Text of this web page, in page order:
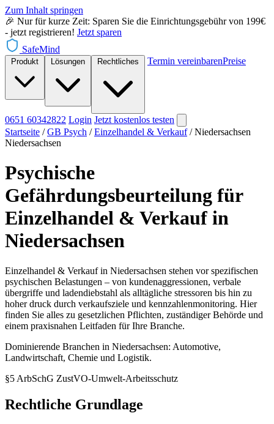
Zum Inhalt springen
🎉 Nur für kurze Zeit: Sparen Sie die Einrichtungsgebühr von 199€
- jetzt registrieren! Jetzt sparen
SafeMind
Termin vereinbarenPreise
0651 60342822 Login Jetzt kostenlos testen
Startseite / GB Psych / Einzelhandel & Verkauf / Niedersachsen
Niedersachsen
Psychische
Gefährdungsbeurteilung für
Einzelhandel & Verkauf in
Niedersachsen
Einzelhandel & Verkauf in Niedersachsen stehen vor spezifischen
psychischen Belastungen – von kundenaggressionen, verbale
übergriffe und ladendiebstahl als alltägliche stressoren bis hin zu
hoher druck durch verkaufsziele und kennzahlenmonitoring. Hier
finden Sie alles zu gesetzlichen Pflichten, zuständiger Behörde und
einem praxisnahen Leitfaden für Ihre Branche.
Dominierende Branchen in Niedersachsen: Automotive,
Landwirtschaft, Chemie und Logistik.
§5 ArbSchG ZustVO-Umwelt-Arbeitsschutz
Rechtliche Grundlage